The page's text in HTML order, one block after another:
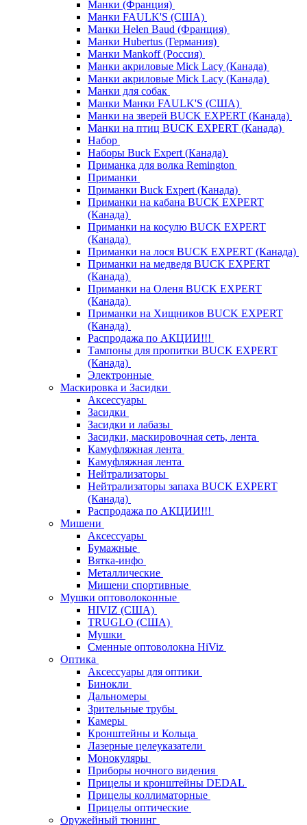
Манки (Франция)
Манки FAULK'S (США)
Манки Helen Baud (Франция)
Манки Hubertus (Германия)
Манки Mankoff (Россия)
Манки акриловые Mick Lacy (Канада)
Манки акриловые Mick Lacy (Канада)
Манки для собак
Манки Манки FAULK'S (США)
Манки на зверей BUCK EXPERT (Канада)
Манки на птиц BUCK EXPERT (Канада)
Набор
Наборы Buck Expert (Канада)
Приманка для волка Remington
Приманки
Приманки Buck Expert (Канада)
Приманки на кабана BUCK EXPERT
(Канада)
Приманки на косулю BUCK EXPERT
(Канада)
Приманки на лося BUCK EXPERT (Канада)
Приманки на медведя BUCK EXPERT
(Канада)
Приманки на Оленя BUCK EXPERT
(Канада)
Приманки на Хищников BUCK EXPERT
(Канада)
Распродажа по АКЦИИ!!!
Тампоны для пропитки BUCK EXPERT
(Канада)
Электронные
Маскировка и Засидки
Аксессуары
Засидки
Засидки и лабазы
Засидки, маскировочная сеть, лента
Камуфляжная лента
Камуфляжная лента
Нейтрализаторы
Нейтрализаторы запаха BUCK EXPERT
(Канада)
Распродажа по АКЦИИ!!!
Мишени
Аксессуары
Бумажные
Вятка-инфо
Металлические
Мишени спортивные
Мушки оптоволоконные
HIVIZ (США)
TRUGLO (США)
Мушки
Сменные оптоволокна HiViz
Оптика
Аксессуары для оптики
Бинокли
Дальномеры
Зрительные трубы
Камеры
Кронштейны и Кольца
Лазерные целеуказатели
Монокуляры
Приборы ночного видения
Прицелы и кронштейны DEDAL
Прицелы коллиматорные
Прицелы оптические
Оружейный тюнинг